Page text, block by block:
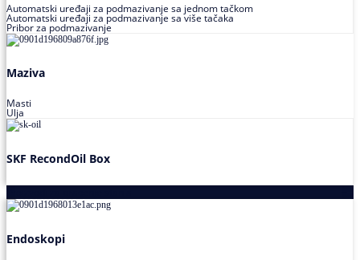
Automatski uređaji za podmazivanje sa jednom tačkom
Automatski uređaji za podmazivanje sa više tačaka
Pribor za podmazivanje
Maziva
Masti
Ulja
SKF RecondOil Box
Endoskopi